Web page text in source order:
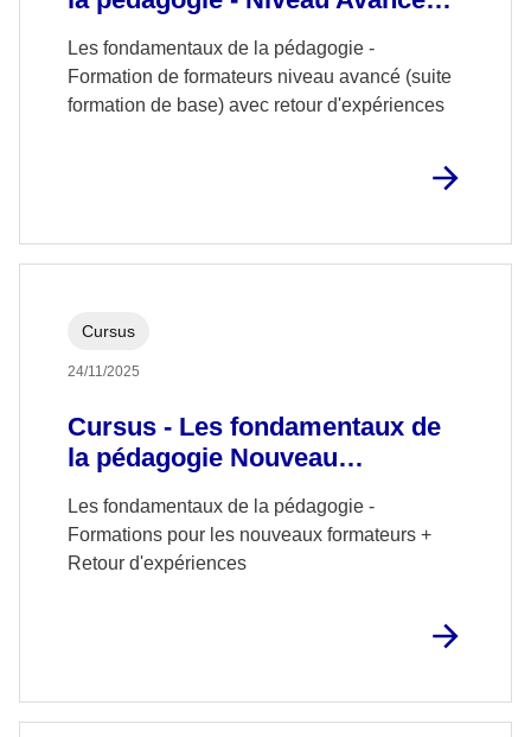
Les fondamentaux de la pédagogie -
Formation de formateurs niveau avancé (suite
formation de base) avec retour d'expériences
Cursus
Cursus - Les fondamentaux de
la pédagogie Nouveau
d'expérience
Les fondamentaux de la pédagogie -
Formations pour les nouveaux formateurs +
Retour d'expériences
24/11/2025